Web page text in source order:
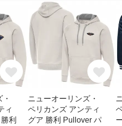
ィ
利
ニューオーリンズ・
ペリカンズ アンティ
グア 勝利 Pullover パ